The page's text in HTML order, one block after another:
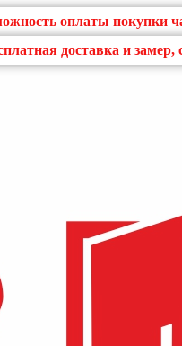
оплаты
доставка и замер,